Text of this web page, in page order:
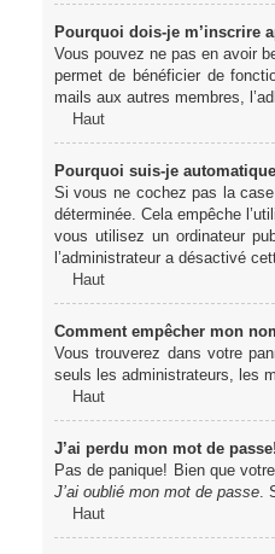
Pourquoi dois-je m’inscrire
Vous pouvez ne pas en avoir
permet de bénéficier de
mails aux autres membres,
Haut
Pourquoi suis-je
Si vous ne cochez pas la case
déterminée. Cela empêche
vous utilisez un ordinateur
l’administrateur a désactivé
Haut
Comment empêcher mon
Vous trouverez dans votre
seuls les administrateurs, les
Haut
J’ai perdu mon mot de passe!
Pas de panique! Bien que
J’ai oublié mon mot de passe.
Haut